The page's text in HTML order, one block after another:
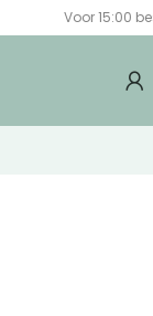
Voor 15:00